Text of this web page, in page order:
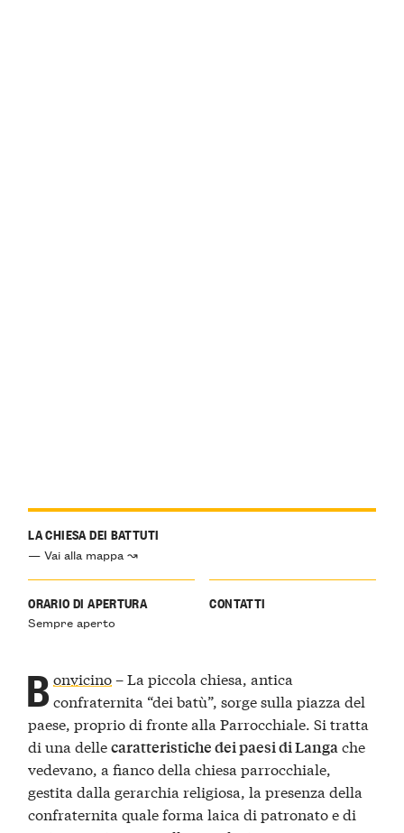
LA CHIESA DEI BATTUTI
— Vai alla mappa ↝
ORARIO DI APERTURA
Sempre aperto
CONTATTI
B onvicino– La piccola chiesa, antica
confraternita “dei batù”, sorge sulla piazza del
paese, proprio di fronte alla Parrocchiale. Si tratta
di una dellecaratteristiche dei paesi di Langache
vedevano, a fianco della chiesa parrocchiale,
gestita dalla gerarchia religiosa, la presenza della
confraternita quale forma laica di patronato e di